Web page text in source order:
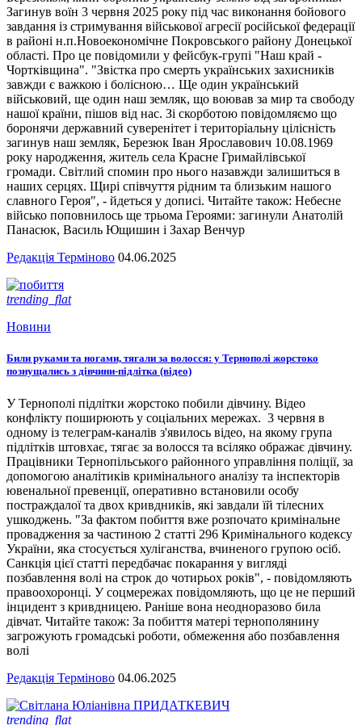
Загинув воїн 3 червня 2025 року під час виконання бойового
завдання із стримування військової агресії російської федерації
в районі н.п.Новоекономічне Покровського району Донецької
області. Про це повідомили у фейсбук-групі "Наш край -
Чортківщина". "Звістка про смерть українських захисників
завжди є важкою і болісною… Ще один український
військовий, ще один наш земляк, що воював за мир та свободу
нашої країни, пішов від нас. Зі скорботою повідомляємо що
боронячи державний суверенітет і територіальну цілісність
загинув наш земляк, Березюк Іван Ярославович 10.08.1969
року народження, житель села Красне Гримайлівської
громади. Світлий спомин про нього назавжди залишиться в
наших серцях. Щирі співчуття рідним та близьким нашого
славного Героя", - йдеться у дописі. Читайте також: Небесне
військо поповнилось ще трьома Героями: загинули Анатолій
Панасюк, Василь Ющишин і Захар Венчур
Редакція Терміново 04.06.2025
trending_flat
Новини
Били руками та ногами, тягали за волосся: у Тернополі жорстоко
познущались з дівчини-підлітка (відео)
У Тернополі підлітки жорстоко побили дівчину. Відео
конфлікту поширюють у соціальних мережах. 3 червня в
одному із телеграм-каналів з'явилось відео, на якому група
підлітків штовхає, тягає за волосся та всіляко ображає дівчину.
Працівники Тернопільського районного управління поліції, за
допомогою аналітиків кримінального аналізу та інспекторів
ювенальної превенції, оперативно встановили особу
постраждалої та двох кривдників, які завдали їй тілесних
ушкоджень. "За фактом побиття вже розпочато кримінальне
провадження за частиною 2 статті 296 Кримінального кодексу
України, яка стосується хуліганства, вчиненого групою осіб.
Санкція цієї статті передбачає покарання у вигляді
позбавлення волі на строк до чотирьох років", - повідомляють
правоохоронці. У соцмережах повідомляють, що це не перший
інцидент з кривдницею. Раніше вона неодноразово била
дівчат. Читайте також: За побиття матері тернополянину
загрожують громадські роботи, обмеження або позбавлення
волі
Редакція Терміново 04.06.2025
trending_flat